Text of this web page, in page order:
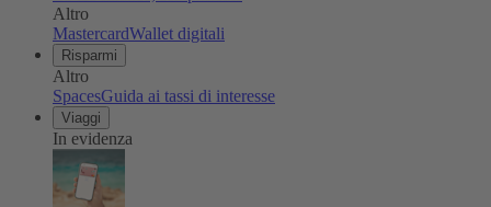
Altro
MastercardWallet digitali
Risparmi
Altro
SpacesGuida ai tassi di interesse
Viaggi
In evidenza